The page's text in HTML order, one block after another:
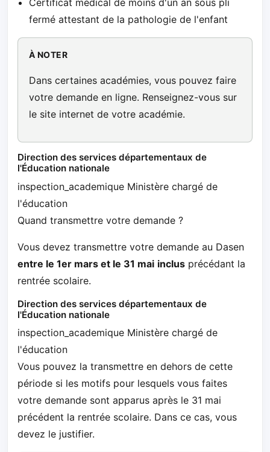
Certificat médical de moins d'un an sous pli
fermé attestant de la pathologie de l'enfant
À NOTER
Dans certaines académies, vous pouvez faire
votre demande en ligne. Renseignez-vous sur
le site internet de votre académie.
Direction des services départementaux de
l'Éducation nationale
inspection_academique Ministère chargé de
l'éducation
Quand transmettre votre demande ?
Vous devez transmettre votre demande au Dasen
entre le 1er mars et le 31 mai inclus précédant la
rentrée scolaire.
Direction des services départementaux de
l'Éducation nationale
inspection_academique Ministère chargé de
l'éducation
Vous pouvez la transmettre en dehors de cette
période si les motifs pour lesquels vous faites
votre demande sont apparus après le 31 mai
précédent la rentrée scolaire. Dans ce cas, vous
devez le justifier.